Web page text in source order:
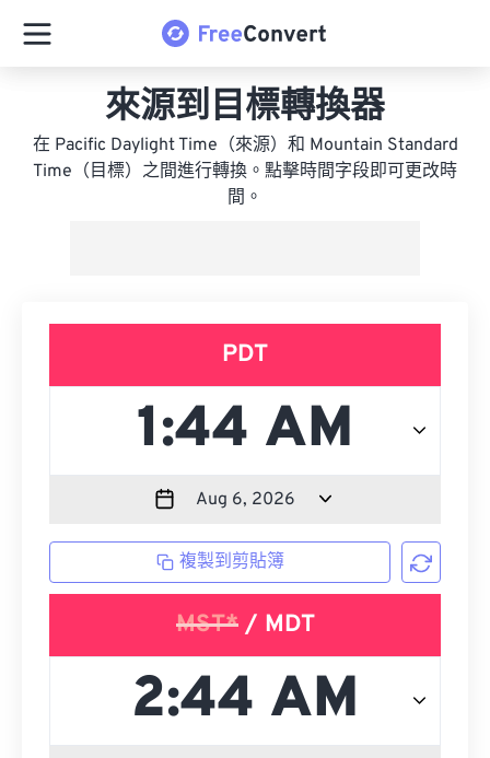
來源到目標轉換器
在 Pacific Daylight Time（來源）和 Mountain Standard
Time（目標）之間進行轉換。點擊時間字段即可更改時
間。
PDT
複製到剪貼簿
MST*/ MDT